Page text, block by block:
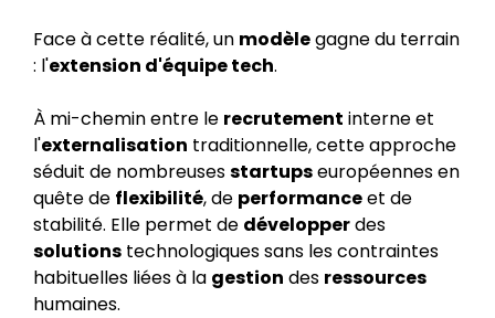
Face à cette réalité, un modèlegagne du terrain
: l'extension d'équipe tech.
À mi-chemin entre le recrutement interne et
l'externalisation traditionnelle, cette approche
séduit de nombreusesstartupseuropéennes en
quête de flexibilité, de performanceet de
stabilité. Elle permet de développerdes
solutions technologiques sans les contraintes
habituelles liées à la gestion des ressources
humaines.